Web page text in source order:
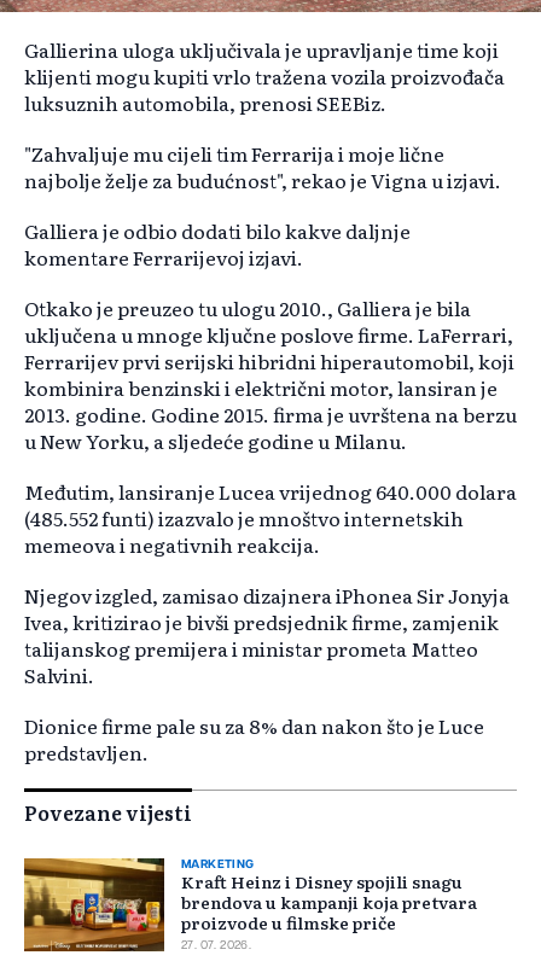
Gallierina uloga uključivala je upravljanje time koji
klijenti mogu kupiti vrlo tražena vozila proizvođača
luksuznih automobila, prenosi SEEBiz.
"Zahvaljuje mu cijeli tim Ferrarija i moje lične
najbolje želje za budućnost", rekao je Vigna u izjavi.
Galliera je odbio dodati bilo kakve daljnje
komentare Ferrarijevoj izjavi.
Otkako je preuzeo tu ulogu 2010., Galliera je bila
uključena u mnoge ključne poslove firme. LaFerrari,
Ferrarijev prvi serijski hibridni hiperautomobil, koji
kombinira benzinski i električni motor, lansiran je
2013. godine. Godine 2015. firma je uvrštena na berzu
u New Yorku, a sljedeće godine u Milanu.
Međutim, lansiranje Lucea vrijednog 640.000 dolara
(485.552 funti) izazvalo je mnoštvo internetskih
memeova i negativnih reakcija.
Njegov izgled, zamisao dizajnera iPhonea Sir Jonyja
Ivea, kritizirao je bivši predsjednik firme, zamjenik
talijanskog premijera i ministar prometa Matteo
Salvini.
Dionice firme pale su za 8% dan nakon što je Luce
predstavljen.
Povezane vijesti
MARKETING
Kraft Heinz i Disney spojili snagu
brendova u kampanji koja pretvara
proizvode u filmske priče
27. 07. 2026.